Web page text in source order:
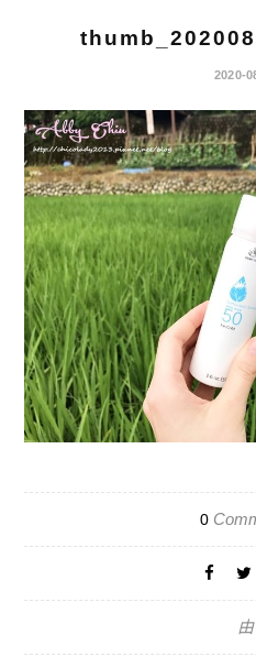
2020-
0
由